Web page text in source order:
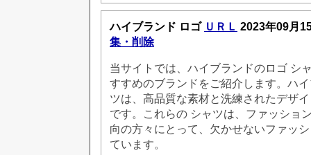
ハイブランド ロゴ ＵＲＬ 2023年09月
集・削除
当サイトでは、ハイブランドのロゴ シ
すすめのブランドをご紹介します。ハ
ツは、高品質な素材と洗練されたデザ
です。これらの シャツは、ファッショ
向の方々にとって、欠かせないファッ
ています。